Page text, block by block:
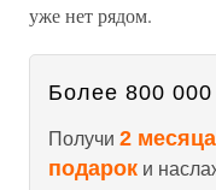
уже нет рядом.
Более 800 000
Получи 2
подарок и